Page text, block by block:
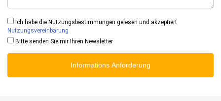
Ich habe die Nutzungsbestimmungen gelesen und akzeptiert
Nutzungsvereinbarung
Bitte senden Sie mir Ihren Newsletter
Informations Anforderung